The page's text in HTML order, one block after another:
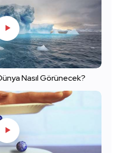
Nasıl Görünecek?